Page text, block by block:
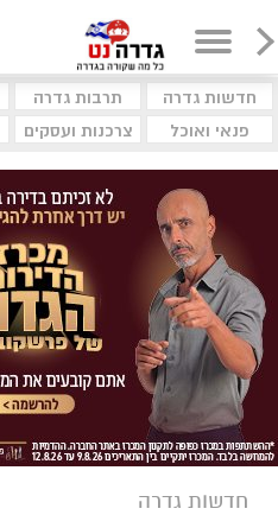
חדשות גדרה תרבות גדרה
פנאי ואוכל
צרכנות ועסקים
חדשות גדרה